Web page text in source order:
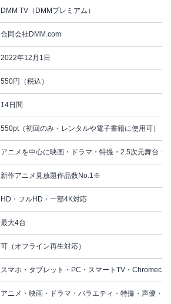
DMM TV（DMMプレミアム）
合同会社DMM.com
2022年12月1日
550円（税込）
14日間
550pt（初回のみ・レンタルや電子書籍に使用可）
アニメを中心に映画・ドラマ・特撮・2.5次元舞台・
新作アニメ見放題作品数No.1※
HD・フルHD・一部4K対応
最大4台
可（オフライン再生対応）
スマホ・タブレット・PC・スマートTV・
アニメ・映画・ドラマ・バラエティ・特撮・声優・